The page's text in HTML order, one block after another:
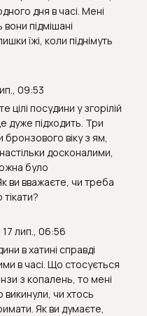
дня в часі. Мені
підмішані
їжі, коли піднімуть
09:53
цілі посудини у згорілій
дуже підходить. Три
бронзового віку з ям,
досконалими,
було
ви вважаєте, чи треба
17 лип., 06:56
в хатині справді
в часі. Що стосується
з копалень, то мені
викинули, чи хтось
Як ви думаєте,